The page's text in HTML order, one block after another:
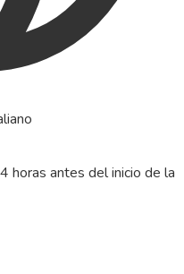
horas antes del inicio de la